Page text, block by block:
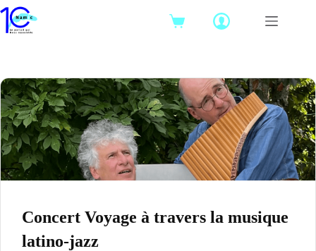
Passer
au
contenu
Panier
Concert Voyage à travers la musique
latino-jazz